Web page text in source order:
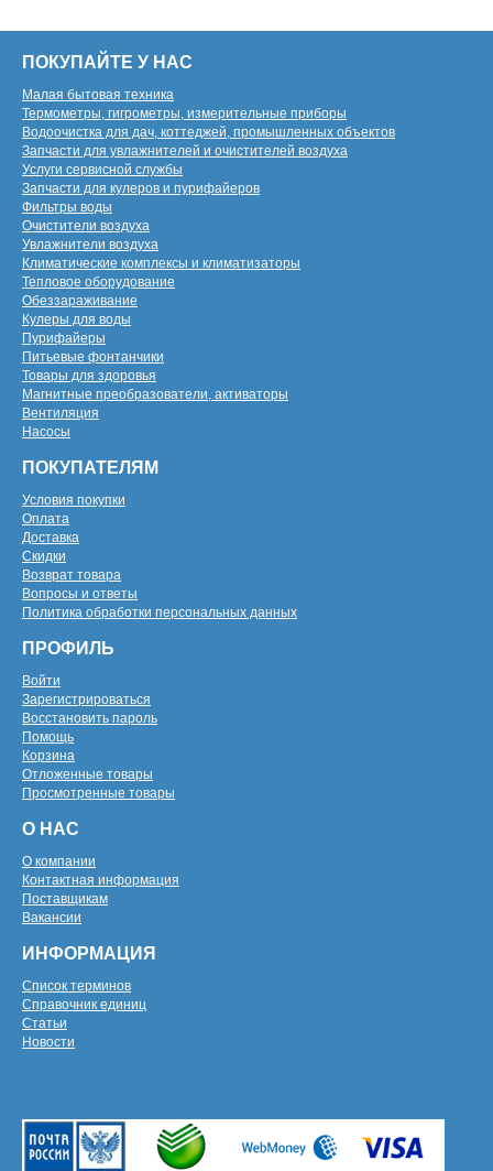
ПОКУПАЙТЕ У НАС
Малая бытовая техника
Термометры, гигрометры, измерительные приборы
Водоочистка для дач, коттеджей, промышленных объектов
Запчасти для увлажнителей и очистителей воздуха
Услуги сервисной службы
Запчасти для кулеров и пурифайеров
Фильтры воды
Очистители воздуха
Увлажнители воздуха
Климатические комплексы и климатизаторы
Тепловое оборудование
Обеззараживание
Кулеры для воды
Пурифайеры
Питьевые фонтанчики
Товары для здоровья
Магнитные преобразователи, активаторы
Вентиляция
Насосы
ПОКУПАТЕЛЯМ
Условия покупки
Оплата
Доставка
Скидки
Возврат товара
Вопросы и ответы
Политика обработки персональных данных
ПРОФИЛЬ
Войти
Зарегистрироваться
Восстановить пароль
Помощь
Корзина
Отложенные товары
Просмотренные товары
О НАС
О компании
Контактная информация
Поставщикам
Вакансии
ИНФОРМАЦИЯ
Список терминов
Справочник единиц
Статьи
Новости